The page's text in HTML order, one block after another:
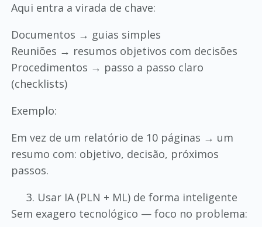
Aqui entra a virada de chave:
Documentos → guias simples
Reuniões → resumos objetivos com decisões
Procedimentos → passo a passo claro
(checklists)
Exemplo:
Em vez de um relatório de 10 páginas → um
resumo com: objetivo, decisão, próximos
passos.
Usar IA (PLN + ML) de forma inteligente
Sem exagero tecnológico — foco no problema: